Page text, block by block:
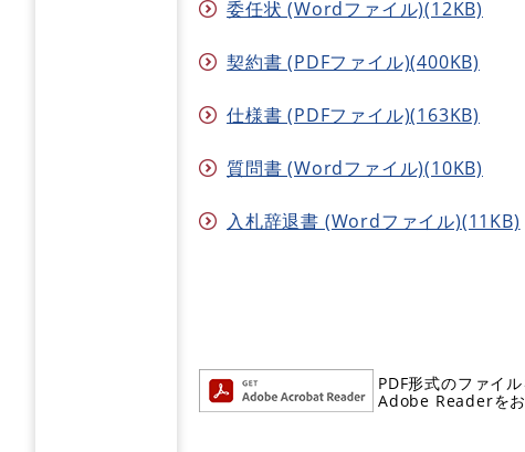
委任状 (Wordファイル)(12KB)
契約書 (PDFファイル)(400KB)
仕様書 (PDFファイル)(163KB)
質問書 (Wordファイル)(10KB)
入札辞退書 (Wordファイル)(11KB)
PDF形式のファイ
Adobe Readerをお